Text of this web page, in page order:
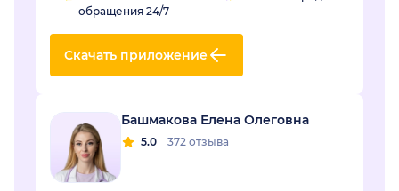
обращения 24/7
Скачать приложение
Башмакова Елена Олеговна
5.0 372 отзыва